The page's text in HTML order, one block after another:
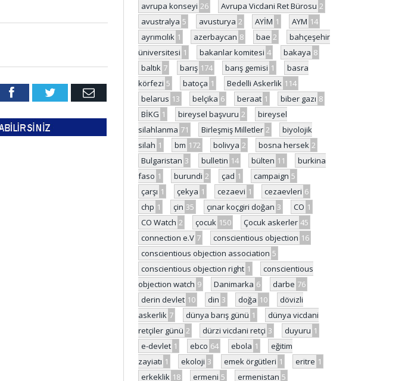
FacebookTwitter Email
avrupa konseyi 26 Avrupa Vicdani Ret Bürosu 2
avustralya 5 avusturya 2 AYİM 1 AYM 14
ayrımcılık 1 azerbaycan 8 bae 2
bahçeşehir
üniversitesi 1 bakanlar komitesi 4 bakaya 8
baltık 7 barış 174 barış gemisi 1
basra
körfezi 5 batoça 1 Bedelli Askerlik 114
belarus 13 belçika 6 beraat 1 biber gazı 8
BİKG 1 bireysel başvuru 2
bireysel
silahlanma 71 Birleşmiş Milletler 2
biyolojik
silah 1 bm 172 bolivya 2 bosna hersek 2
Bulgaristan 3 bulletin 14 bülten 11
burkina
faso 1 burundi 2 çad 1 campaign 5
çarşı 1 çekya 1 cezaevi 1 cezaevleri 6
chp 1 çin 35 çınar koçgiri doğan 3 CO 1
CO Watch 2 çocuk 150 Çocuk askerler 45
connection e.V 7 conscientious objection 16
conscientious objection association 5
conscientious objection right 1
conscientious
objection watch 9 Danimarka 6 darbe 76
derin devlet 10 din 3 doğa 10
dövizli
askerlik 7 dünya barış günü 1
dünya vicdani
retçiler günü 2 dürzi vicdani retçi 3 duyuru 1
e-devlet 1 ebco 64 ebola 1
eğitim
zayiatı 1 ekoloji 3 emek örgütleri 1 eritre 1
erkeklik 18 ermeni 5 ermenistan 5